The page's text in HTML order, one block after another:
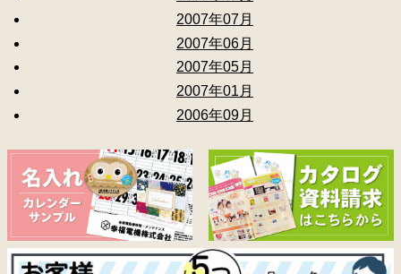
2007年07月
2007年06月
2007年05月
2007年01月
2006年09月